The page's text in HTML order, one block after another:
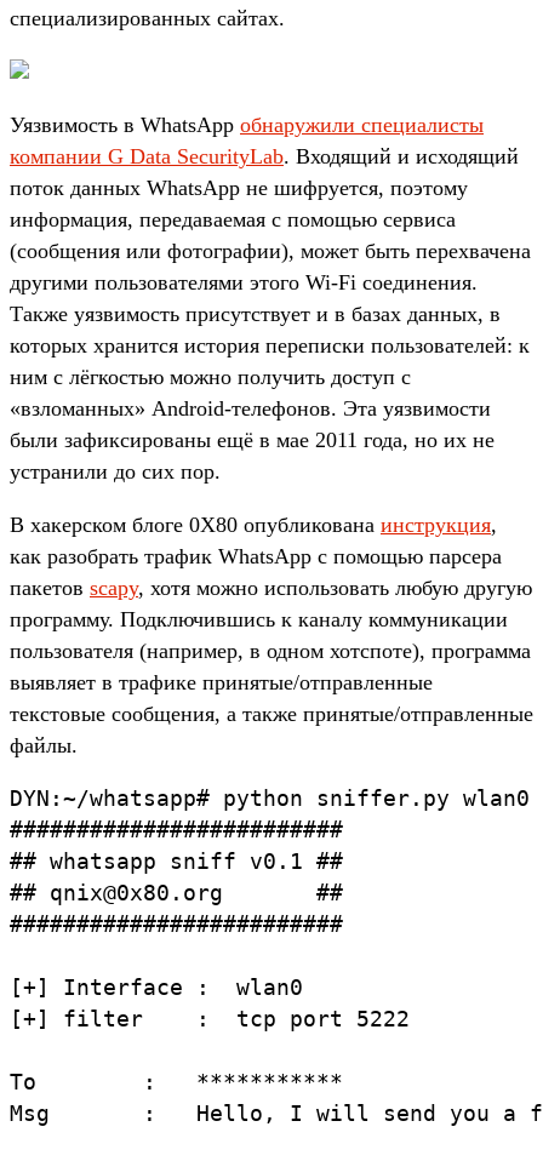
специализированных сайтах.
Уязвимость в WhatsApp обнаружили специалисты
компании G Data SecurityLab. Входящий и исходящий
поток данных WhatsApp не шифруется, поэтому
информация, передаваемая с помощью сервиса
(сообщения или фотографии), может быть перехвачена
другими пользователями этого Wi-Fi соединения.
Также уязвимость присутствует и в базах данных, в
которых хранится история переписки пользователей: к
ним с лёгкостью можно получить доступ с
«взломанных» Android-телефонов. Эта уязвимости
были зафиксированы ещё в мае 2011 года, но их не
устранили до сих пор.
В хакерском блоге 0X80 опубликована инструкция,
как разобрать трафик WhatsApp с помощью парсера
пакетов scapy, хотя можно использовать любую другую
программу. Подключившись к каналу коммуникации
пользователя (например, в одном хотспоте), программа
выявляет в трафике принятые/отправленные
текстовые сообщения, а также принятые/отправленные
файлы.
DYN:~/whatsapp# python sniffer.py wlan0
#########################
## whatsapp sniff v0.1 ##
## qnix@0x80.org       ##
#########################
[+] Interface :  wlan0
[+] filter    :  tcp port 5222
To        :   ***********
Msg       :   Hello, I will send you a